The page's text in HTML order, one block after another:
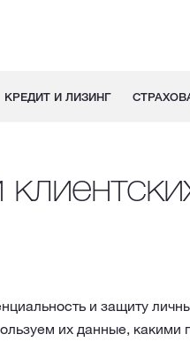
КРЕДИТ И ЛИЗИНГ
и защиту
их данные, какими